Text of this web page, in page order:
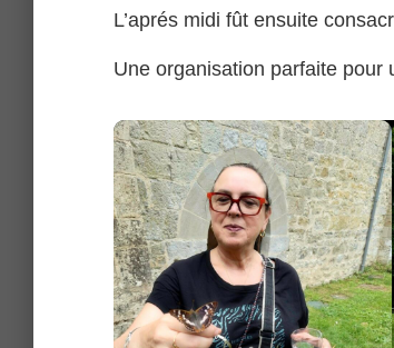
L’aprés midi fût ensuite
Une organisation parfaite pour